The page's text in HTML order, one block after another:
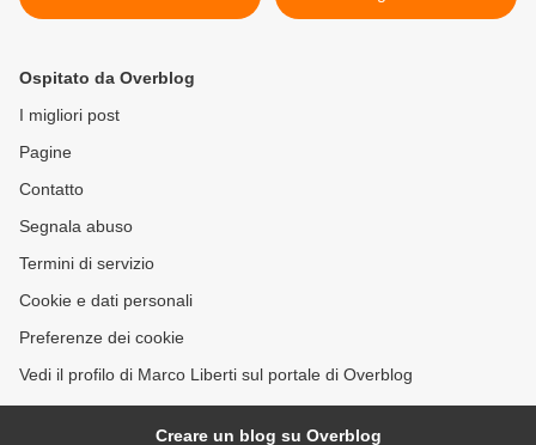
Ospitato da Overblog
I migliori post
Pagine
Contatto
Segnala abuso
Termini di servizio
Cookie e dati personali
Preferenze dei cookie
Vedi il profilo di Marco Liberti sul portale di Overblog
Creare un blog su Overblog